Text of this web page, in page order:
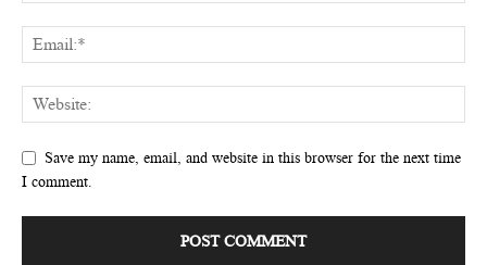
Save my name, email, and website in this browser for the next time
I comment.